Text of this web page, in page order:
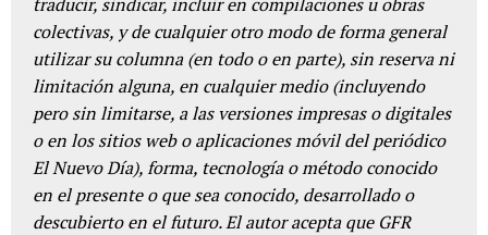
colectivas, y de cualquier otro modo de forma general
utilizar su columna (en todo o en parte), sin reserva ni
limitación alguna, en cualquier medio (incluyendo
pero sin limitarse, a las versiones impresas o digitales
o en los sitios web o aplicaciones móvil del periódico
El Nuevo Día), forma, tecnología o método conocido
en el presente o que sea conocido, desarrollado o
descubierto en el futuro. El autor acepta que GFR